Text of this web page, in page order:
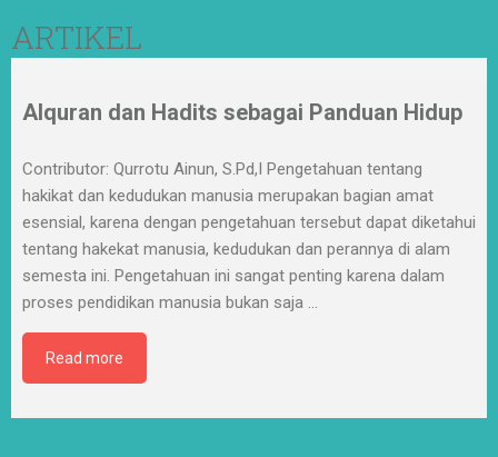
ARTIKEL
Alquran dan Hadits sebagai Panduan Hidup
Contributor: Qurrotu Ainun, S.Pd,I Pengetahuan tentang
hakikat dan kedudukan manusia merupakan bagian amat
esensial, karena dengan pengetahuan tersebut dapat diketahui
tentang hakekat manusia, kedudukan dan perannya di alam
semesta ini. Pengetahuan ini sangat penting karena dalam
proses pendidikan manusia bukan saja …
Read more